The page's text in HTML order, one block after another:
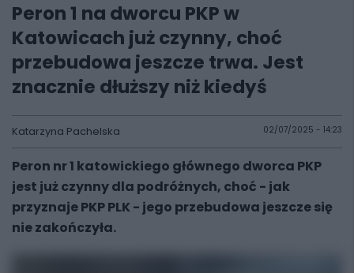
Peron 1 na dworcu PKP w
Katowicach już czynny, choć
przebudowa jeszcze trwa. Jest
znacznie dłuższy niż kiedyś
Katarzyna Pachelska 02/07/2025 - 14:23
Peron nr 1 katowickiego głównego dworca PKP
jest już czynny dla podróżnych, choć - jak
przyznaje PKP PLK - jego przebudowa jeszcze się
nie zakończyła.